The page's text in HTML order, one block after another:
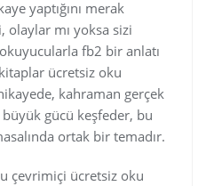
yaptığını merak
mı yoksa sizi
fb2 bir anlatı
ücretsiz oku
kahraman gerçek
gücü keşfeder, bu
ortak bir temadır.
çevrimiçi ücretsiz oku